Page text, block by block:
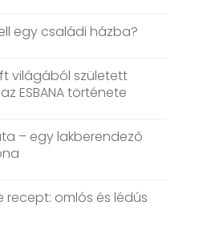
egy családi házba?
világából született
ESBANA története
– egy lakberendező
omlós és lédús